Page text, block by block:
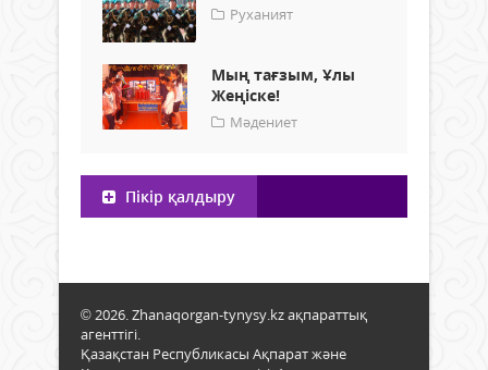
Руханият
Мың тағзым, Ұлы
Жеңіске!
Мәдениет
Пікір қалдыру
© 2026. Zhanaqorgan-tynysy.kz ақпараттық
агенттігі.
Қазақстан Республикасы Ақпарат және